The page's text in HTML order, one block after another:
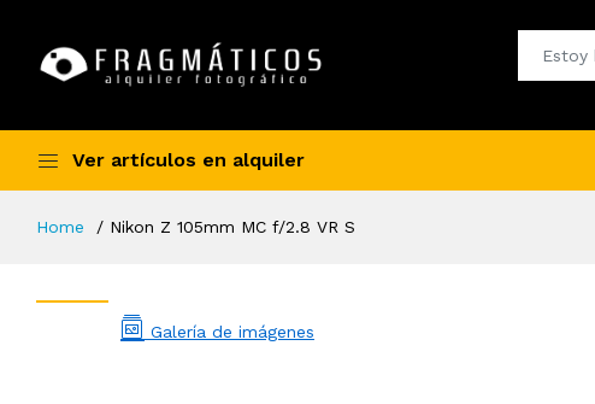
Ver artículos en alquiler
Home Nikon Z 105mm MC f/2.8 VR S
Galería de imágenes